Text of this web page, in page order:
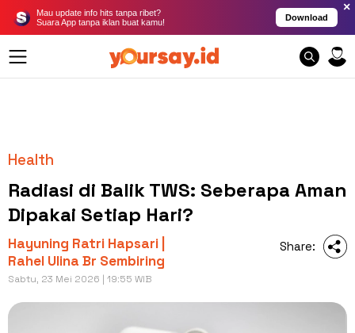
Mau update info hits tanpa ribet?
Suara App tanpa iklan buat kamu!
Download
×
Health
Radiasi di Balik TWS: Seberapa Aman
Dipakai Setiap Hari?
Hayuning Ratri Hapsari |
Rahel Ulina Br Sembiring
Sabtu, 23 Mei 2026 | 19:55 WIB
Share: